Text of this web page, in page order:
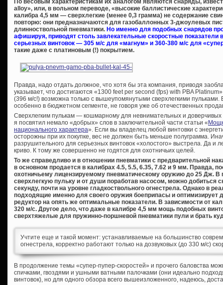
alloy», или, в вольном переводе, «высокие баллистические
калибра 4,5 мм — сверхлегкие (менее 0,3 грамма) не содержание
повторю: они предназначаются для газобаллонных 3-джоулевых
длинноствольной пневматики. Но именно для подобных снарядов
афишируя, приводят столь завлекательные скоростные показатели
серьезных винтовок — 305 м/с для «магнум» и 360-380 м/с для
такие даже с платиновым (!) покрытием.
Правда, надо отдать должное, что хотя бы эта компания, приводя
указывает, что достигаются «1300 feet per second (fps) with PBA
(396 м/с!) возможна только с вышеупомянутыми сверхлегкими пульками.
особенно в бюджетном сегменте, не говоря уже об отечественных
Сверхлегким пулькам — кошмарному для невнимательных и
я посвятил немало «добрых» слов в заключительной части статьи «
национального характера». Если вы владелец любой винтовки с
осторожны при их покупке, вес не должен быть меньше полуграмма.
разрушительного для серьезных винтовок «холостого» выстрела. Да и
криво. К тому же совершенно не годятся для охотничьих целей.
То же справедливо и в отношении пневматики с предварительной
в основном продается в калибрах 4.5, 5.5, 6.35, 7.62 и 9 мм. Правда,
охотничьему лицензируемому пневматическому оружию до 25 Дж. В
сверхлегкую пульку и от души поработав насосом, можно добиться
секунду, почти на уровне гладкоствольного огнестрела. Однако в
подходящие именно для своего оружия боеприпасы и оптимизирует
редуктор на опять же оптимальные показатели. В зависимости от
320 м/с. Другое дело, что даже в калибре 4,5 мм мощь подобных
сверхтяжелые для пружинно-поршневой пневматики пули и брать
Учтите еще и такой момент: устанавливаемые на большинство
огнестрела, корректно работают только на дозвуковых (до 330 м/с)
В продолжение темы «супер-пупер-скоростей» и прочего баловства
спичками, гвоздями и ушными ватными палочками (они идеально
винтовок), но для одного обзора всего вышеизложенного, надеюсь,